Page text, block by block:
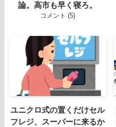
論。高市も早く寝ろ。
コメント (5)
ユニクロ式の置くだけセル
フレジ、スーパーに来るか